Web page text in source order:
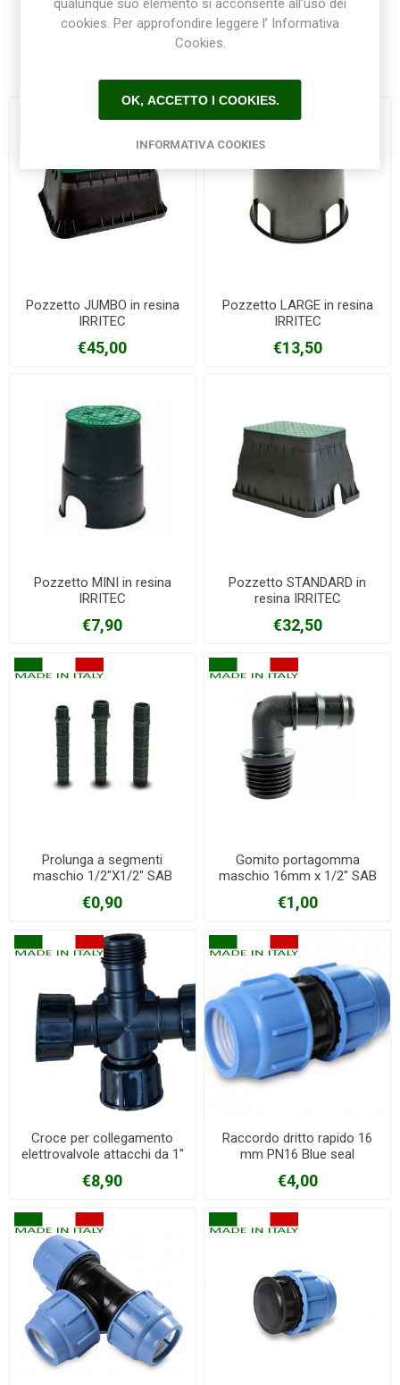
Pozzetto JUMBO in resina
IRRITEC
€45,00
Pozzetto LARGE in resina
IRRITEC
€13,50
Pozzetto MINI in resina
IRRITEC
€7,90
Pozzetto STANDARD in
resina IRRITEC
€32,50
Prolunga a segmenti
maschio 1/2"X1/2" SAB
€0,90
Gomito portagomma
maschio 16mm x 1/2" SAB
€1,00
Croce per collegamento
elettrovalvole attacchi da 1"
€8,90
Raccordo dritto rapido 16
mm PN16 Blue seal
€4,00
qualunque suo elemento si acconsente all’uso dei
cookies. Per approfondire leggere l’ Informativa
Cookies.
OK, ACCETTO I COOKIES.
INFORMATIVA COOKIES